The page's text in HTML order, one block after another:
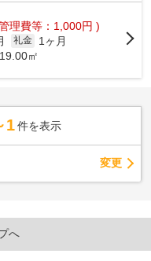
理費等：1,000円 )
礼金
1ヶ月
㎡
1 件を表示
変更
へ